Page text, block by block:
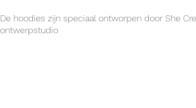
De hoodies zijn speciaal ontworpen door She
ontwerpstudio